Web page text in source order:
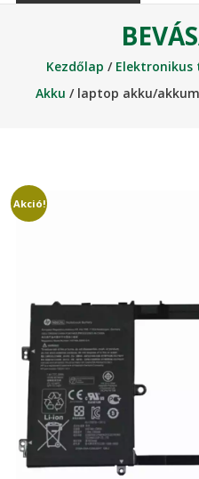
Kezdőlap / Elektronikus
Akku / laptop akku/
Akció!